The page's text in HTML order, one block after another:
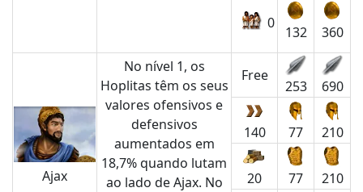
0
132 360
Ajax
No nível 1, os
Hoplitas têm os seus
valores ofensivos e
defensivos
aumentados em
18,7% quando lutam
ao lado de Ajax. No
Free
253 690
140 77 210
20 77 210